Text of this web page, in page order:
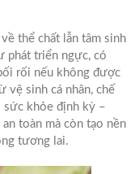
thể chất lẫn tâm sinh
phát triển ngực, có
rối nếu không được
vệ sinh cá nhân, chế
sức khỏe định kỳ –
toàn mà còn tạo nền
tương lai.